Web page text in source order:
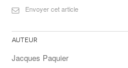
Envoyer cet article
Auteur
Jacques Paquier